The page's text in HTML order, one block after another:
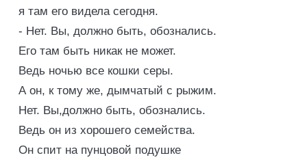
я там его видела сегодня.
- Нет. Вы, должно быть, обознались.
Его там быть никак не может.
Ведь ночью все кошки серы.
А он, к тому же, дымчатый с рыжим.
Нет. Вы,должно быть, обознались.
Ведь он из хорошего семейства.
Он спит на пунцовой подушке